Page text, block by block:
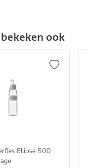
ook
Ellipse 500